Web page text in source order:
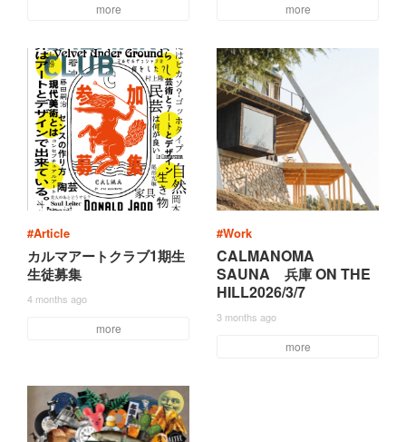
more more
#Article
カルマアー トクラブ1期生
生徒募集
4 months ago
more
#Work
CALMANOMA
SAUNA 兵庫ON THE
HILL2026/3/7
3 months ago
more